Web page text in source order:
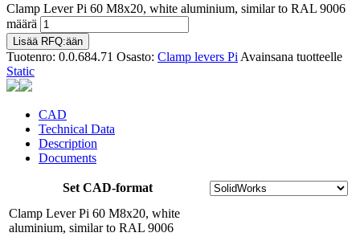
Clamp Lever Pi 60 M8x20, white aluminium, similar to RAL 9006
määrä
Lisää RFQ:ään
Tuotenro: 0.0.684.71 Osasto: Clamp levers Pi Avainsana tuotteelle
Static
CAD
Technical Data
Description
Documents
Set CAD-format
Clamp Lever Pi 60 M8x20, white
aluminium, similar to RAL 9006